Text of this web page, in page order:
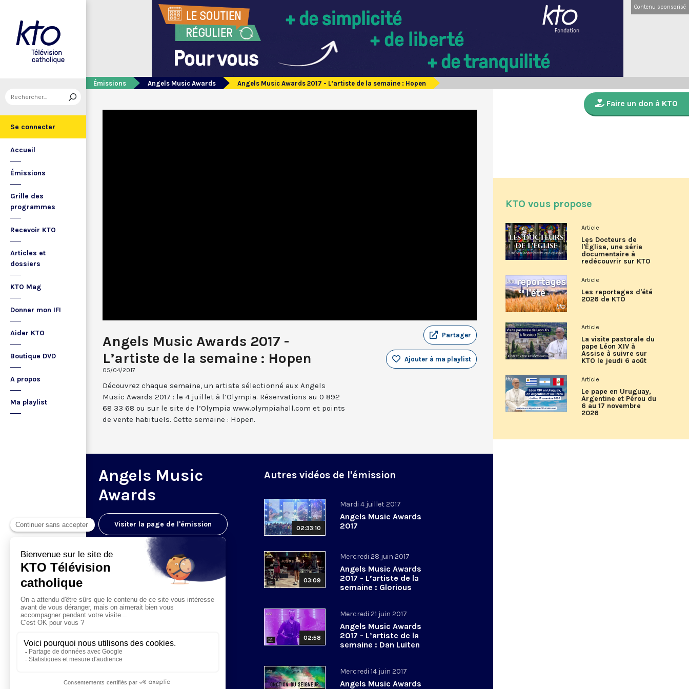
Se connecter
Accueil
Émissions
Grille des
programmes
Recevoir KTO
Articles et
dossiers
KTO Mag
Donner mon IFI
Aider KTO
Boutique DVD
A propos
Ma playlist
Contenu sponsorisé
Émissions Angels Music Awards Angels Music Awards 2017 - L’artiste de la semaine : Hopen
Angels Music Awards 2017 -
L’artiste de la semaine : Hopen
05/04/2017
Partager
Ajouter à ma playlist
Découvrez chaque semaine, un artiste sélectionné aux Angels
Music Awards 2017 : le 4 juillet à l’Olympia. Réservations au 0 892
68 33 68 ou sur le site de l’Olympia www.olympiahall.com et points
de vente habituels. Cette semaine : Hopen.
Angels Music
Awards
Visiter la page de l'émission
Autres vidéos de l'émission
02:33:10
Mardi 4 juillet 2017
Angels Music Awards
2017
03:09
Mercredi 28 juin 2017
Angels Music Awards
2017 - L’artiste de la
semaine : Glorious
02:58
Mercredi 21 juin 2017
Angels Music Awards
2017 - L’artiste de la
semaine : Dan Luiten
Mercredi 14 juin 2017
Angels Music Awards
Faire un don à KTO
KTO vous propose
Article
Les Docteurs de
l'Église, une série
documentaire à
redécouvrir sur KTO
Article
Les reportages d'été
2026 de KTO
Article
La visite pastorale du
pape Léon XIV à
Assise à suivre sur
KTO le jeudi 6 août
Article
Le pape en Uruguay,
Argentine et Pérou du
6 au 17 novembre
2026